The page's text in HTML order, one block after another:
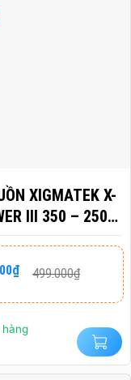
XIGMATEK X-
III 350 – 250W
(MÀU ĐEN)
499.000₫
₫
hàng